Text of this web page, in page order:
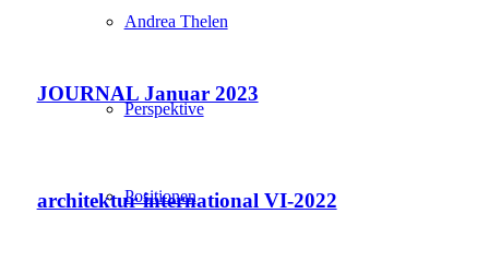
Andrea Thelen
Perspektive
Positionen
JOURNAL Januar 2023
architektur international VI-2022